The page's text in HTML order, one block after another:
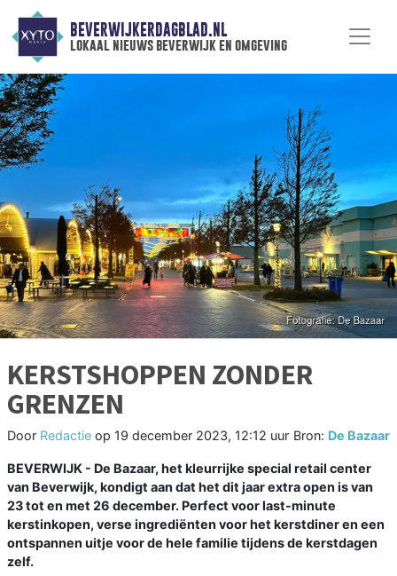
BEVERWIJKERDAGBLAD.NL
lokaal nieuws beverwijk en omgeving
KERSTSHOPPEN ZONDER
GRENZEN
Door Redactie op 19 december 2023, 12:12 uur Bron: De Bazaar
BEVERWIJK - De Bazaar, het kleurrijke special retail center
van Beverwijk, kondigt aan dat het dit jaar extra open is van
23 tot en met 26 december. Perfect voor last-minute
kerstinkopen, verse ingrediënten voor het kerstdiner en een
ontspannen uitje voor de hele familie tijdens de kerstdagen
zelf.